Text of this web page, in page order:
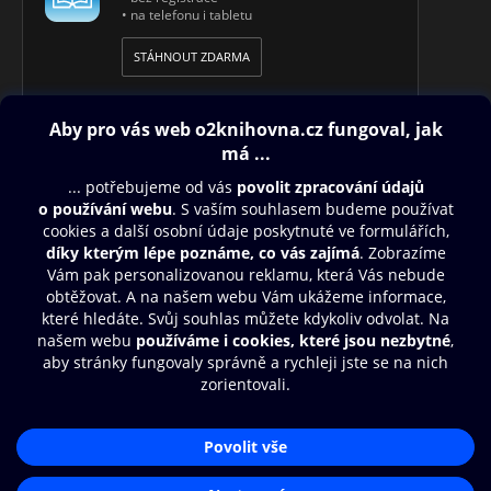
• na telefonu i tabletu
STÁHNOUT ZDARMA
Obsah ke stažení
Moje O2 Knihovna
Další zábava
© O2 Czech Republic a.s.
Přístupnost
Zásady zpracování osobních údajůAplikace O2 Knihovna